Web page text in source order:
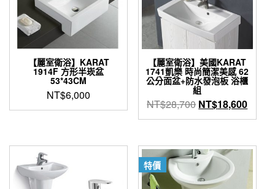
【麗室衛浴】KARAT
1914F 方形半崁盆
53*43CM
NT$6,000
【麗室衛浴】美國KARAT
1741凱樂 時尚簡潔美感 62
公分面盆+防水發泡板 浴櫃
組
NT$28,700 原
始
格：
NT$28,700。
NT$18,600目
前
格：
特價